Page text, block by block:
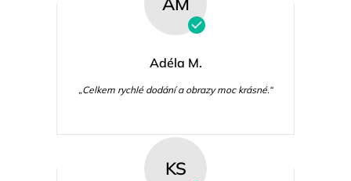
Adéla M.
„Celkem rychlé dodání a obrazy moc krásné.“
KS